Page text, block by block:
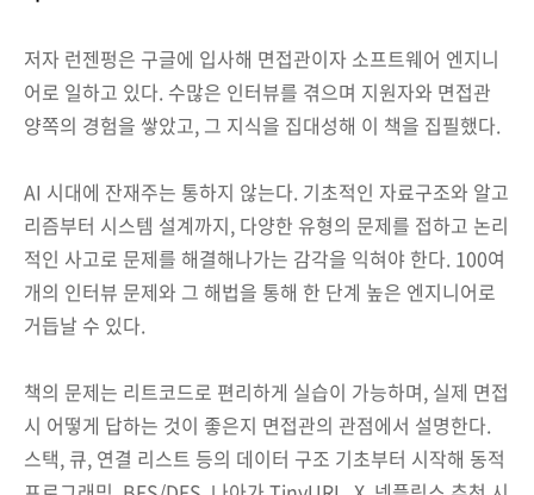
저자 런젠펑은 구글에 입사해 면접관이자 소프트웨어 엔지니
어로 일하고 있다. 수많은 인터뷰를 겪으며 지원자와 면접관
양쪽의 경험을 쌓았고, 그 지식을 집대성해 이 책을 집필했다.
AI 시대에 잔재주는 통하지 않는다. 기초적인 자료구조와 알고
리즘부터 시스템 설계까지, 다양한 유형의 문제를 접하고 논리
적인 사고로 문제를 해결해나가는 감각을 익혀야 한다. 100여
개의 인터뷰 문제와 그 해법을 통해 한 단계 높은 엔지니어로
거듭날 수 있다.
책의 문제는 리트코드로 편리하게 실습이 가능하며, 실제 면접
시 어떻게 답하는 것이 좋은지 면접관의 관점에서 설명한다.
스택, 큐, 연결 리스트 등의 데이터 구조 기초부터 시작해 동적